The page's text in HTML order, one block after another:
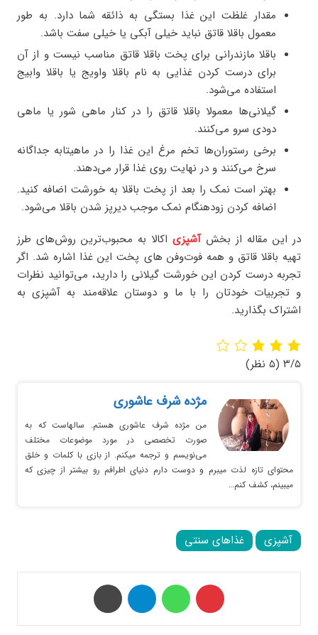
مقدار غلظت این غذا بستگی به ذائقه شما دارد. به طور
معمول باقلا قاتق نباید خیلی آبکی یا خیلی سفت باشد.
باقلا مازندرانی برای پخت باقلا قاتق مناسب نیست و از آن
برای درست کردن غذایی به نام باقلا واویج یا باقلا وابیج
استفاده می‌شود.
گیلانی‌ها معمولا باقلا قاتق را در کنار ماهی شور یا ماهی
دودی سرو می‌کنند.
برخی رستوران‌ها تخم مرغ این غذا را در ماهیتابه جداگانه
سرخ می‌کنند و در نهایت روی غذا قرار می‌دهند.
بهتر است نمک را بعد از پخت باقلا به خورشت اضافه کنید.
اضافه کردن زودهنگام نمک موجب دیرپز شدن باقلا می‌شود.
در این مقاله از بخش آشپزی اکالا به محبوب‌ترین روش‌های طرز
تهیه باقلا قاتق و همه فوت‌وفن های پخت این غذا اشاره شد. اگر
تجربه درست کردن این خورشت گیلانی را دارید، می‌توانید نظرات
و تجربیات خودتان را با ما و دوستان علاقه‌مند به آشپزی به
اشتراک بگذارید.
۳/۵ (۵ نظر)
مژده شرف عاشوری
من مژده شرف عاشوری هستم. سالهاست که به
صورت تخصصی در مورد موضوعات مختلف
می‌نویسم و ترجمه میکنم. از بازی با کلمات و خلق
محتوای تازه لذت میبرم و دوست دارم دنیای اطرافم رو بیشتر از چیزی که
میبینم، کشف کنم…
آشپزی غذاهای سنتی